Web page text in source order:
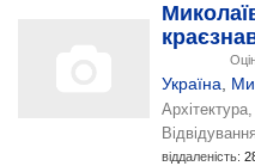
Україна
віддаленість: